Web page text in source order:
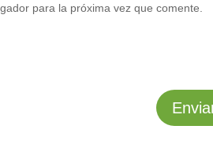
para la próxima vez que comente.